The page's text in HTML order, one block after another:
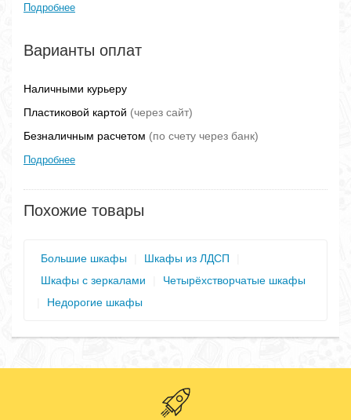
Подробнее
Варианты оплат
Наличными курьеру
Пластиковой картой (через сайт)
Безналичным расчетом (по счету через банк)
Подробнее
Похожие товары
Большие шкафы Шкафы из ЛДСП
Шкафы с зеркалами
Четырёхстворчатые шкафы
Недорогие шкафы